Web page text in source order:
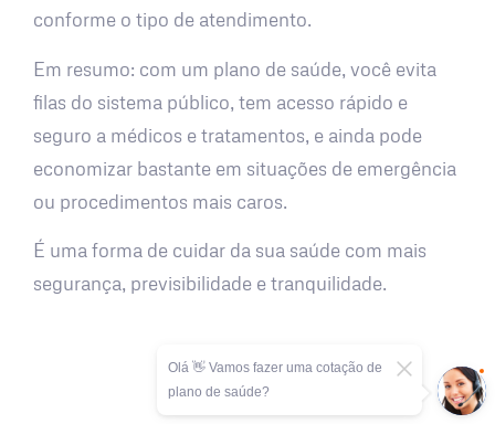
conforme o tipo de atendimento.
Em resumo: com um plano de saúde, você evita
filas do sistema público, tem acesso rápido e
seguro a médicos e tratamentos, e ainda pode
economizar bastante em situações de emergência
ou procedimentos mais caros.
É uma forma de cuidar da sua saúde com mais
segurança, previsibilidade e tranquilidade.
Olá 👋 Vamos fazer uma cotação de
plano de saúde?